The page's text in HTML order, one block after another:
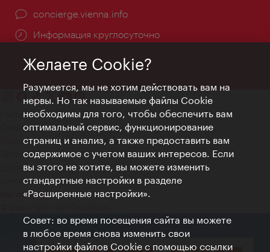
concierge.vienna.info
Информация круглосуточно
Контакт
Credits
Положение о конфиденциальности
Terms of Use
Доступность
Контакты для прессы
Настройки файлов Cookie
Желаете Cookie?
Разумеется, мы не хотим действовать вам на
нервы. Но так называемые файлы Cookie
необходимы для того, чтобы обеспечить вам
оптимальный сервис, функционирование
страниц и анализ, а также предоставить вам
содержимое с учетом ваших интересов. Если
вы этого не хотите, вы можете изменить
стандартные настройки в разделе
«Расширенные настройки».
Совет: во время посещения сайта вы можете
в любое время снова изменить свои
настройки файлов Cookie с помощью ссылки